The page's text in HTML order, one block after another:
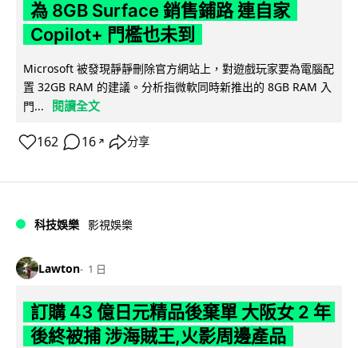
為 8GB Surface 銷售鋪路 連自家
Copilot+ 門檻也未到
Microsoft 被發現靜靜刪除官方網站上，對遊戲玩家要為電腦配
置 32GB RAM 的建議。分析指微軟同時新推出的 8GB RAM 入
門...
閱讀全文
162 16 ↗ 分享
科技娛樂 影視娛樂
Lawton 1 日
訂購 43 億日元精品後棄單 大阪女 2 年
後終被捕 涉海賊王,火影周邊產品